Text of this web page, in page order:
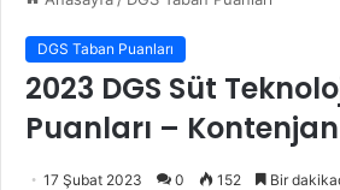
DGS Taban Puanları
2023 DGS Süt
Puanları –
17 Şubat 2023 0 152 Bir